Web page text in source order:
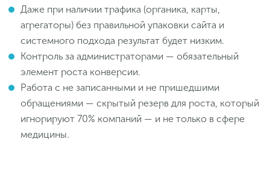
Даже при наличии трафика (органика, карты,
агрегаторы) без правильной упаковки сайта и
системного подхода результат будет низким.
Контроль за администраторами — обязательный
элемент роста конверсии.
Работа с не записанными и не пришедшими
обращениями — скрытый резерв для роста, который
игнорируют 70% компаний — и не только в сфере
медицины.